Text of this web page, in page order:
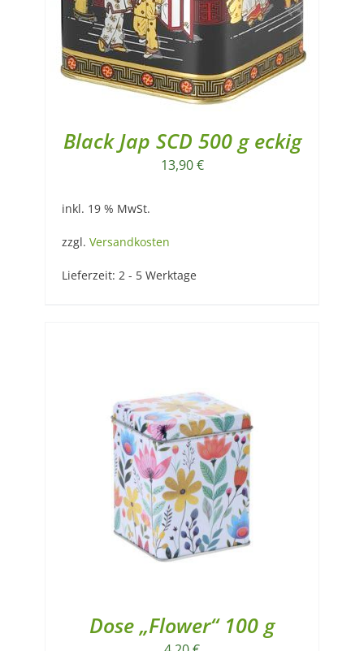
Black Jap SCD 500 g eckig
13,90€
inkl. 19 % MwSt.
zzgl. Versandkosten
Lieferzeit: 2 - 5 Werktage
Dose „Flower“ 100 g